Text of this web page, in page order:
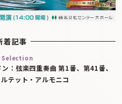
着記事
Selection
ン：弦楽四重奏曲 第1番、第41番、
テット・アルモニコ